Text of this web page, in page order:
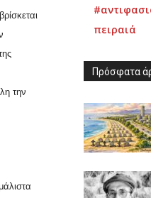
την
πειραιά
Πρόσφατα